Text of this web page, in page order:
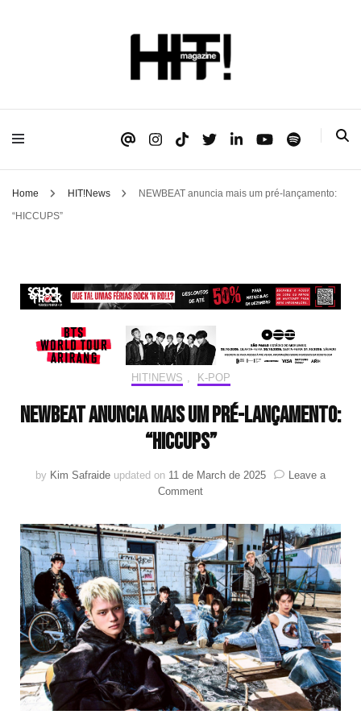
HIT!Magazine
Home HIT!News
NEWBEAT anuncia mais um pré-lançamento:
“HICCUPS”
HIT!NEWS K-POP
NEWBEAT anuncia mais um pré-lançamento:
“HICCUPS”
by Kim Safraide updated on 11 de March de 2025
Leave a
Commenton
anuncia
mais
um
pré-
lançamento:
“HICCUPS”